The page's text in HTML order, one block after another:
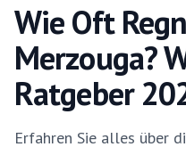
Wie Oft
Merzouga?
Ratgeber
Erfahren Sie alles über